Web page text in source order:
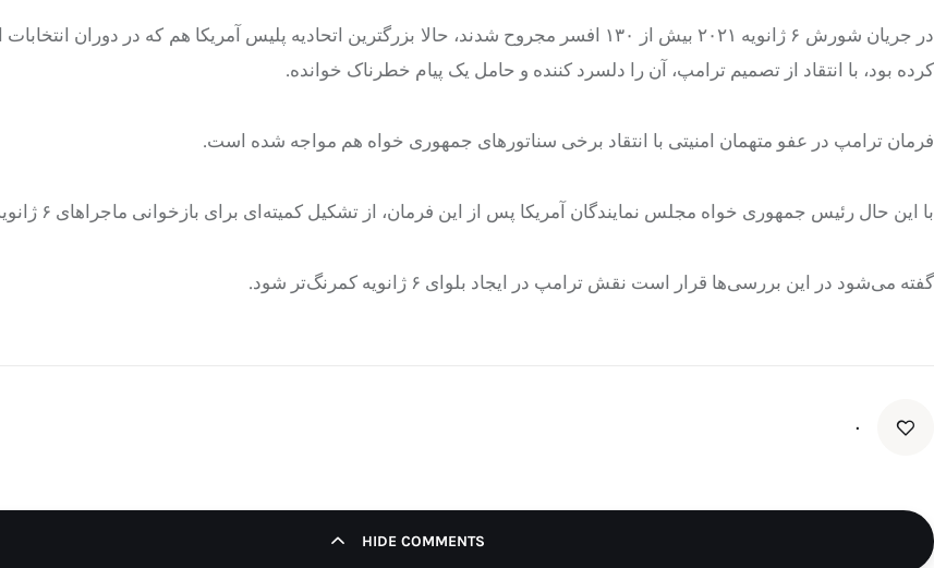
در جریان شورش ۶ ژانویه ۲۰۲۱ بیش از ۱۳۰ افسر مجروح شدند، حالا بزرگترین اتحادیه پلیس آمریکا هم که در دوران
کرده بود، با انتقاد از تصمیم ترامپ، آن را دلسرد کننده و حامل یک پیام خطرناک خوانده.
فرمان ترامپ در عفو متهمان امنیتی با انتقاد برخی سناتورهای جمهوری خواه هم مواجه شده است.
با این حال رئیس جمهوری خواه مجلس نمایندگان آمریکا پس از این فرمان، از تشکیل کمیته‌ای برای بازخوانی ماجراهای ۶ ژانویه خبر داد.
گفته می‌شود در این بررسی‌ها قرار است نقش ترامپ در ایجاد بلوای ۶ ژانویه کمرنگ‌تر شود .
۰
HIDE COMMENTS